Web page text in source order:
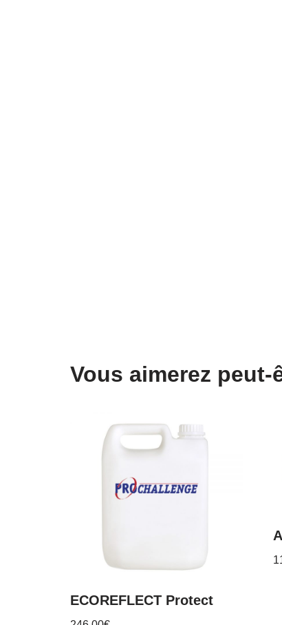
Vous aimerez
ECOREFLECT Protect